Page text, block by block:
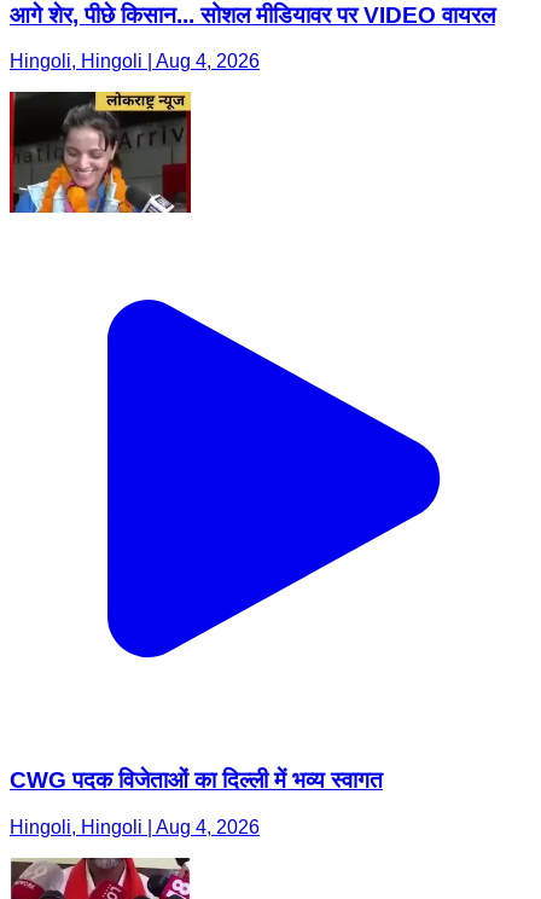
आगे शेर, पीछे किसान... सोशल मीडियावर पर VIDEO वायरल
Hingoli, Hingoli | Aug 4, 2026
CWG पदक विजेताओं का दिल्ली में भव्य स्वागत
Hingoli, Hingoli | Aug 4, 2026